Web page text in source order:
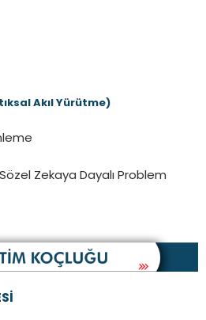
Akıl Yürütme)
Zekaya Dayalı Problem